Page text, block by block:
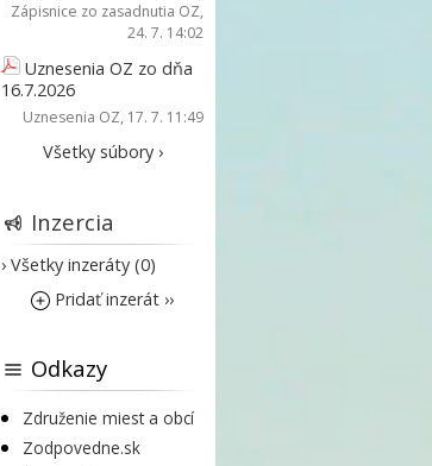
Zápisnice zo zasadnutia OZ,
24. 7. 14:02
Uznesenia OZ zo dňa
16.7.2026
Uznesenia OZ, 17. 7. 11:49
Všetky súbory ›
Inzercia
› Všetky inzeráty (0)
Pridať inzerát ››
Odkazy
Združenie miest a obcí
Zodpovedne.sk